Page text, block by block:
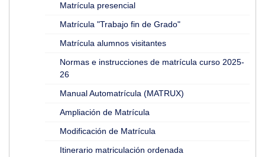
Matrícula presencial
Matrícula "Trabajo fin de Grado"
Matrícula alumnos visitantes
Normas e instrucciones de matrícula curso 2025-
26
Manual Automatrícula (MATRUX)
Ampliación de Matrícula
Modificación de Matrícula
Itinerario matriculación ordenada